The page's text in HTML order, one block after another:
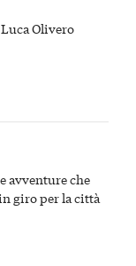
Olivero
avventure che
giro per la città